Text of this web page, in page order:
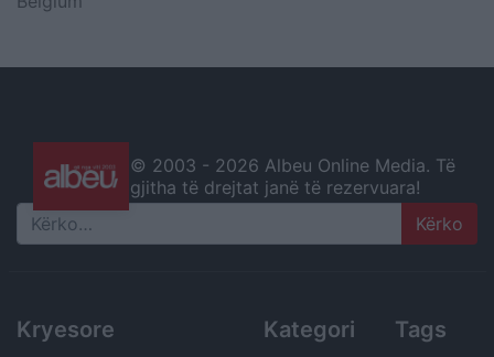
© 2003 - 2026 Albeu Online Media. Të
gjitha të drejtat janë të rezervuara!
Search
Kryesore Kategori Tags